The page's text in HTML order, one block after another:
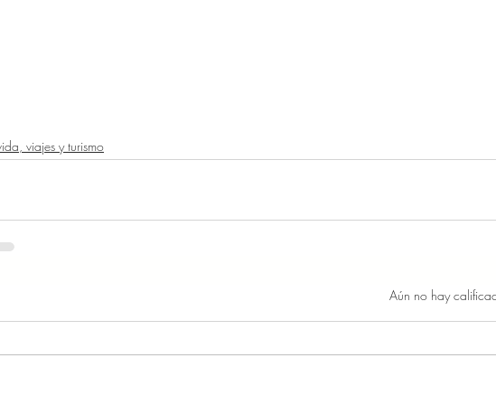
viajes y turismo
Obtuvo 0 de 5 estrellas.
Aún no hay